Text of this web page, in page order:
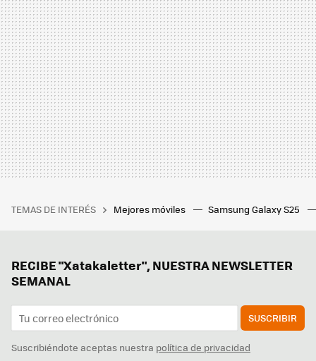
TEMAS DE INTERÉS Mejores móviles Samsung Galaxy S25
RECIBE "Xatakaletter", NUESTRA NEWSLETTER
SEMANAL
SUSCRIBIR
Suscribiéndote aceptas nuestra política de privacidad